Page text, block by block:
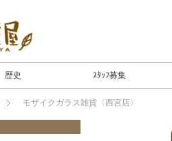
歴史 ｽﾀｯﾌ募集
モザイクガラス雑貨〈西宮店〉